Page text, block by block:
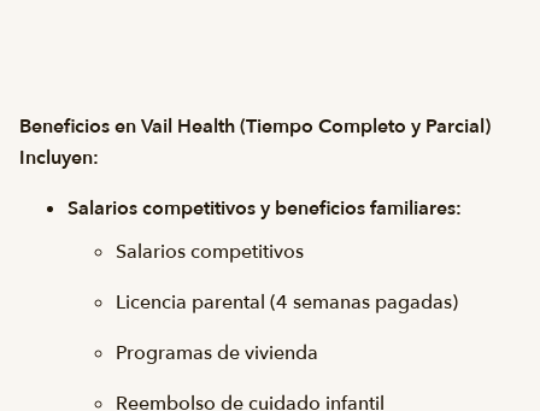
Beneficios en Vail Health (Tiempo Completo y Parcial)
Incluyen:
Salarios competitivos y beneficios familiares:
Salarios competitivos
Licencia parental (4 semanas pagadas)
Programas de vivienda
Reembolso de cuidado infantil